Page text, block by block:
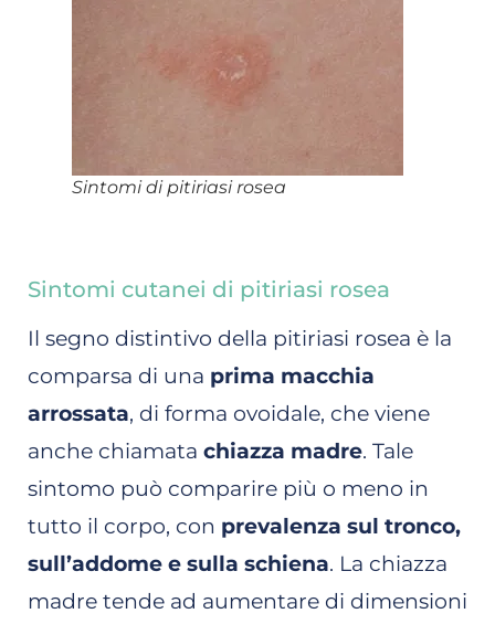
Sintomi di pitiriasi rosea
Sintomi cutanei di pitiriasi rosea
Il segno distintivo della pitiriasi rosea è la
comparsa di una prima macchia
arrossata, di forma ovoidale, che viene
anche chiamata chiazza madre. Tale
sintomo può comparire più o meno in
tutto il corpo, con prevalenza sul tronco,
sull’addome e sulla schiena. La chiazza
madre tende ad aumentare di dimensioni